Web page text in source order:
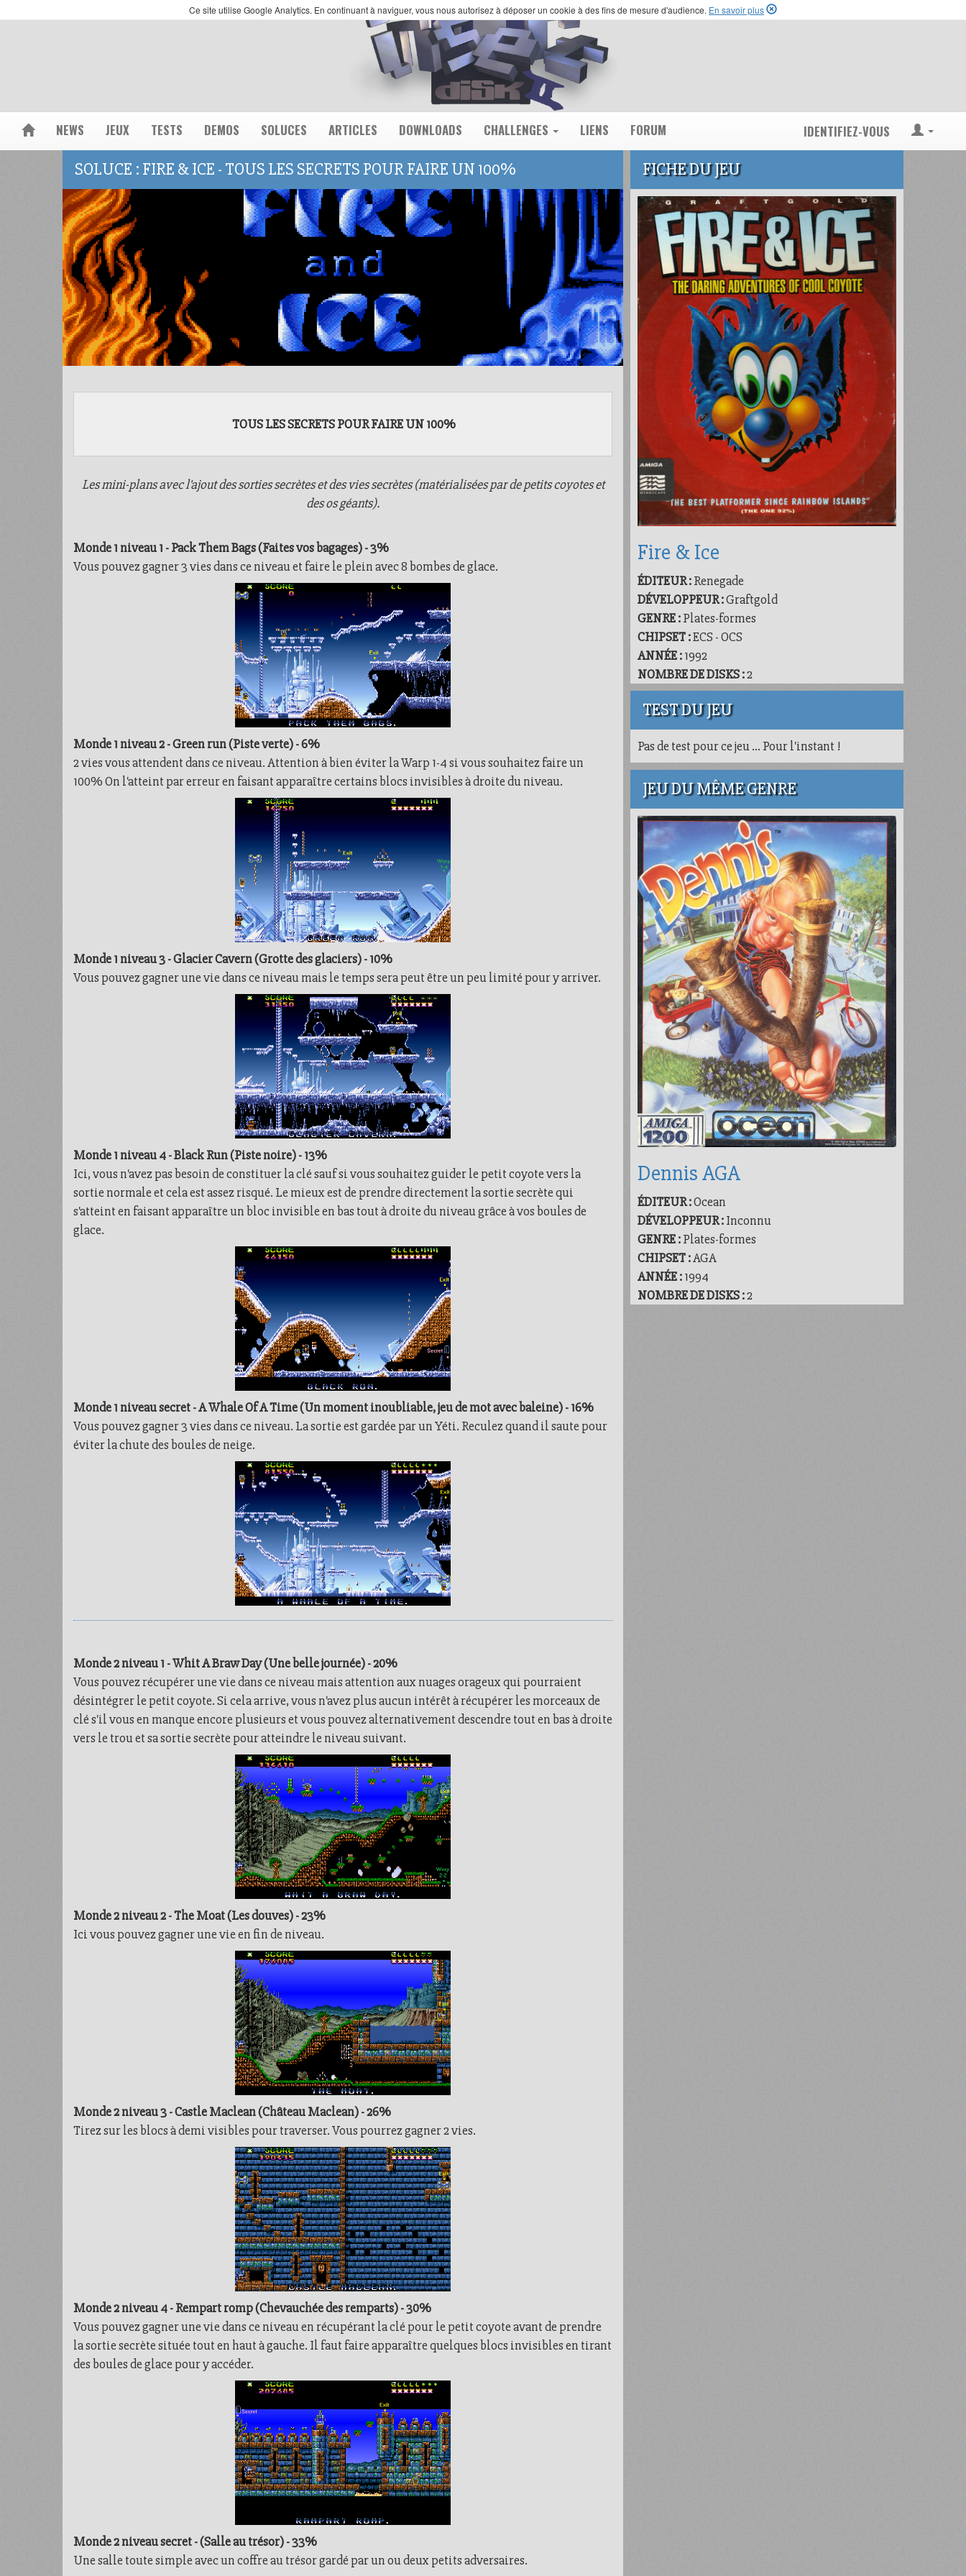
Ce site utilise Google Analytics. En continuant à naviguer, vous nous autorisez à déposer un cookie à des fins de mesure d'audience. En savoir plus
NEWS JEUX TESTS DEMOS SOLUCES ARTICLES DOWNLOADS CHALLENGES LIENS FORUM IDENTIFIEZ-VOUS
SOLUCE : FIRE & ICE - TOUS LES SECRETS POUR FAIRE UN 100%
TOUS LES SECRETS POUR FAIRE UN 100%
Les mini-plans avec l'ajout des sorties secrètes et des vies secrètes (matérialisées par de petits coyotes et
des os géants).
Monde 1 niveau 1 - Pack Them Bags (Faites vos bagages) - 3%
Vous pouvez gagner 3 vies dans ce niveau et faire le plein avec 8 bombes de glace.
Monde 1 niveau 2 - Green run (Piste verte) - 6%
2 vies vous attendent dans ce niveau. Attention à bien éviter la Warp 1-4 si vous souhaitez faire un
100% On l'atteint par erreur en faisant apparaître certains blocs invisibles à droite du niveau.
Monde 1 niveau 3 - Glacier Cavern (Grotte des glaciers) - 10%
Vous pouvez gagner une vie dans ce niveau mais le temps sera peut être un peu limité pour y arriver.
Monde 1 niveau 4 - Black Run (Piste noire) - 13%
Ici, vous n'avez pas besoin de constituer la clé sauf si vous souhaitez guider le petit coyote vers la
sortie normale et cela est assez risqué. Le mieux est de prendre directement la sortie secrète qui
s'atteint en faisant apparaître un bloc invisible en bas tout à droite du niveau grâce à vos boules de
glace.
Monde 1 niveau secret - A Whale Of A Time (Un moment inoubliable, jeu de mot avec baleine) - 16%
Vous pouvez gagner 3 vies dans ce niveau. La sortie est gardée par un Yéti. Reculez quand il saute pour
éviter la chute des boules de neige.
Monde 2 niveau 1 - Whit A Braw Day (Une belle journée) - 20%
Vous pouvez récupérer une vie dans ce niveau mais attention aux nuages orageux qui pourraient
désintégrer le petit coyote. Si cela arrive, vous n'avez plus aucun intérêt à récupérer les morceaux de
clé s'il vous en manque encore plusieurs et vous pouvez alternativement descendre tout en bas à droite
vers le trou et sa sortie secrète pour atteindre le niveau suivant.
Monde 2 niveau 2 - The Moat (Les douves) - 23%
Ici vous pouvez gagner une vie en fin de niveau.
Monde 2 niveau 3 - Castle Maclean (Château Maclean) - 26%
Tirez sur les blocs à demi visibles pour traverser. Vous pourrez gagner 2 vies.
Monde 2 niveau 4 - Rempart romp (Chevauchée des remparts) - 30%
Vous pouvez gagner une vie dans ce niveau en récupérant la clé pour le petit coyote avant de prendre
la sortie secrète située tout en haut à gauche. Il faut faire apparaître quelques blocs invisibles en tirant
des boules de glace pour y accéder.
Monde 2 niveau secret - (Salle au trésor) - 33%
Une salle toute simple avec un coffre au trésor gardé par un ou deux petits adversaires.
FICHE DU JEU
Fire & Ice
ÉDITEUR :Renegade
DÉVELOPPEUR :Graftgold
GENRE :Plates-formes
CHIPSET :ECS - OCS
ANNÉE :1992
NOMBRE DE DISKS :2
TEST DU JEU
Pas de test pour ce jeu ... Pour l'instant !
JEU DU MÊME GENRE
Dennis AGA
ÉDITEUR :Ocean
DÉVELOPPEUR :Inconnu
GENRE :Plates-formes
CHIPSET :AGA
ANNÉE :1994
NOMBRE DE DISKS :2